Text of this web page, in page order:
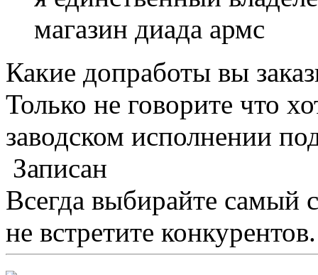
магазин диада армс
Какие допработы вы
Только не говорите что
заводском исполнении
Записан
Всегда выбирайте
не встретите конкурентов.